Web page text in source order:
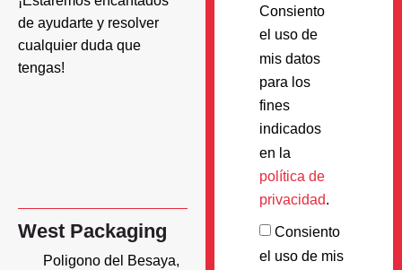
de ayudarte y resolver
cualquier duda que
tengas!
West Packaging
Poligono del Besaya,
Consiento
el uso de
mis datos
para los
fines
indicados
en la
política de
privacidad.
Consiento
el uso de mis